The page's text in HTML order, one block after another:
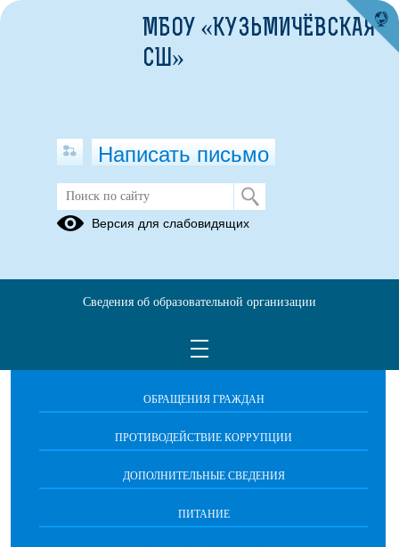
ШКОЛЬНЫЙ МЕДИАЦЕНТР
ОБРАЩЕНИЯ ГРАЖДАН
ПРОТИВОДЕЙСТВИЕ КОРРУПЦИИ
ДОПОЛНИТЕЛЬНЫЕ СВЕДЕНИЯ
ПИТАНИЕ
МБОУ «КУЗЬМИЧЁВСКАЯ
СШ»
Написать письмо
Версия для слабовидящих
Сведения об образовательной организации